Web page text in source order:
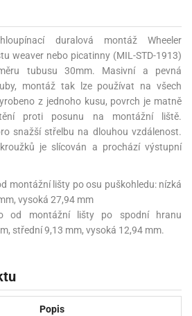
duralová montáž Wheeler
weaver nebo picatinny (MIL-STD-1913)
tubusu 30mm. Masivní a pevná
montáž tak lze používat na všech
z jednoho kusu, povrch je matně
proti posunu na montážní liště.
snažší střelbu na dlouhou vzdálenost.
je slícován a prochází výstupní
montážní lišty po osu puškohledu: nízká
vysoká 27,94 mm
od montážní lišty po spodní hranu
střední 9,13 mm, vysoká 12,94 mm.
Popis